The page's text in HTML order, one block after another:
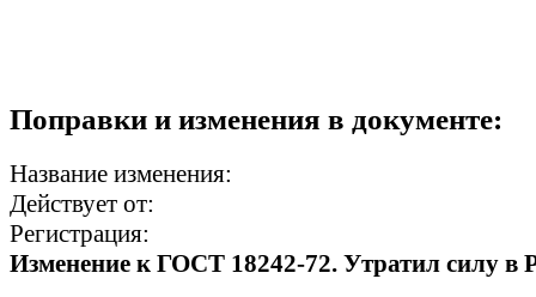
Поправки и изменения в документе:
Название изменения:
Действует от:
Регистрация:
Изменение к ГОСТ 18242-72. Утратил силу в